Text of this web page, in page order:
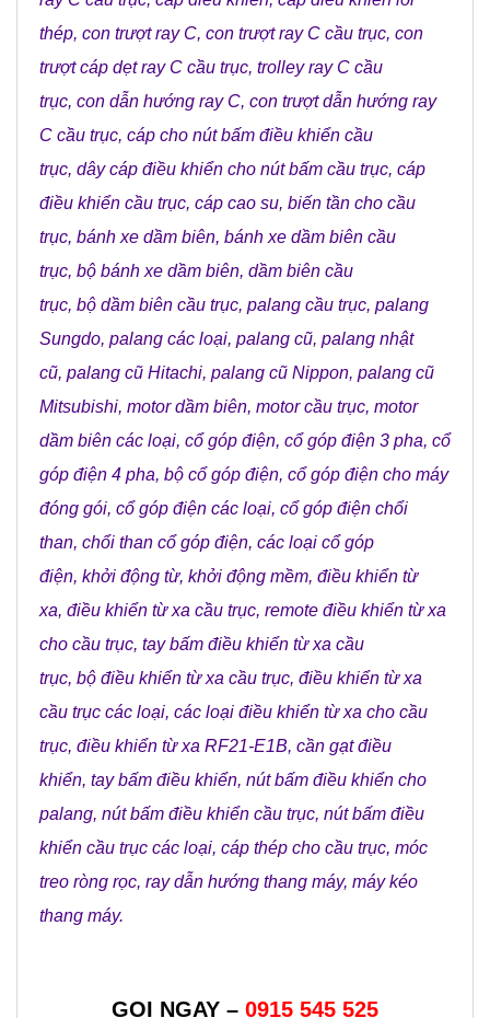
thép, con trượt ray C, con trượt ray C cầu trục, con
trượt cáp dẹt ray C cầu trục, trolley ray C cầu
trục, con dẫn hướng ray C, con trượt dẫn hướng ray
C cầu trục, cáp cho nút bấm điều khiển cầu
trục, dây cáp điều khiển cho nút bấm cầu trục, cáp
điều khiển cầu trục, cáp cao su, biến tần cho cầu
trục, bánh xe dầm biên, bánh xe dầm biên cầu
trục, bộ bánh xe dầm biên, dầm biên cầu
trục, bộ dầm biên cầu trục, palang cầu trục, palang
Sungdo, palang các loại, palang cũ, palang nhật
cũ, palang cũ Hitachi, palang cũ Nippon, palang cũ
Mitsubishi, motor dầm biên, motor cầu trục, motor
dầm biên các loại, cổ góp điện, cổ góp điện 3 pha, cổ
góp điện 4 pha, bộ cổ góp điện, cổ góp điện cho máy
đóng gói, cổ góp điện các loại, cổ góp điện chổi
than, chổi than cổ góp điện, các loại cổ góp
điện, khởi động từ, khởi động mềm, điều khiển từ
xa, điều khiển từ xa cầu trục, remote điều khiển từ xa
cho cầu trục, tay bấm điều khiển từ xa cầu
trục, bộ điều khiển từ xa cầu trục, điều khiển từ xa
cầu trục các loại, các loại điều khiển từ xa cho cầu
trục, điều khiển từ xa RF21-E1B, cần gạt điều
khiển, tay bấm điều khiển, nút bấm điều khiển cho
palang, nút bấm điều khiển cầu trục, nút bấm điều
khiển cầu trục các loại, cáp thép cho cầu trục, móc
treo ròng rọc, ray dẫn hướng thang máy, máy kéo
thang máy.
GỌI NGAY – 0915 545 525